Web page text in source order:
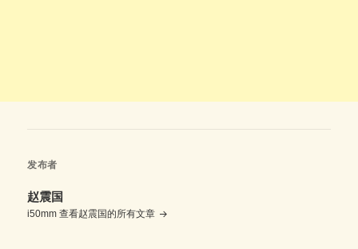
发布者
赵震国
i50mm查看赵震国的所有文章